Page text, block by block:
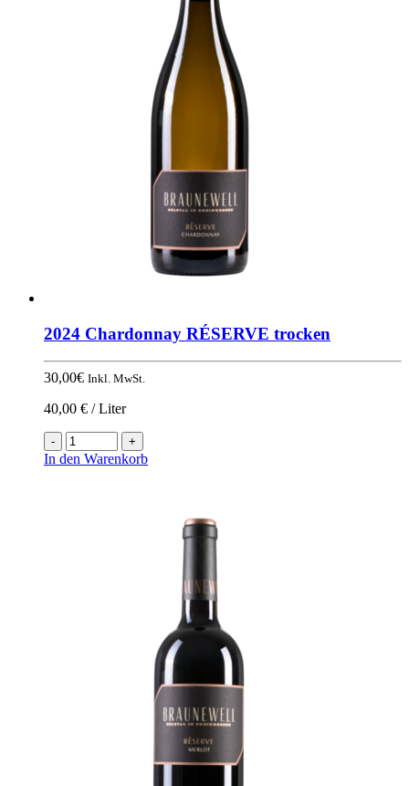
2024 Chardonnay RÉSERVE trocken
30,00€ Inkl. MwSt.
40,00 € / Liter
2024
Chardonnay
In den Warenkorb